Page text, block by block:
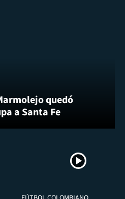
quedó
a Santa Fe